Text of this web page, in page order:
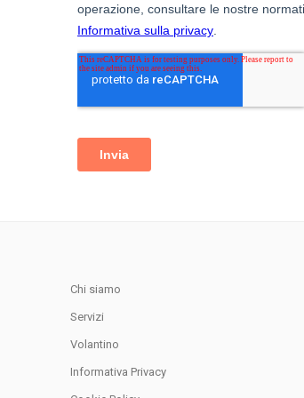
Chi siamo
Servizi
Volantino
Informativa Privacy